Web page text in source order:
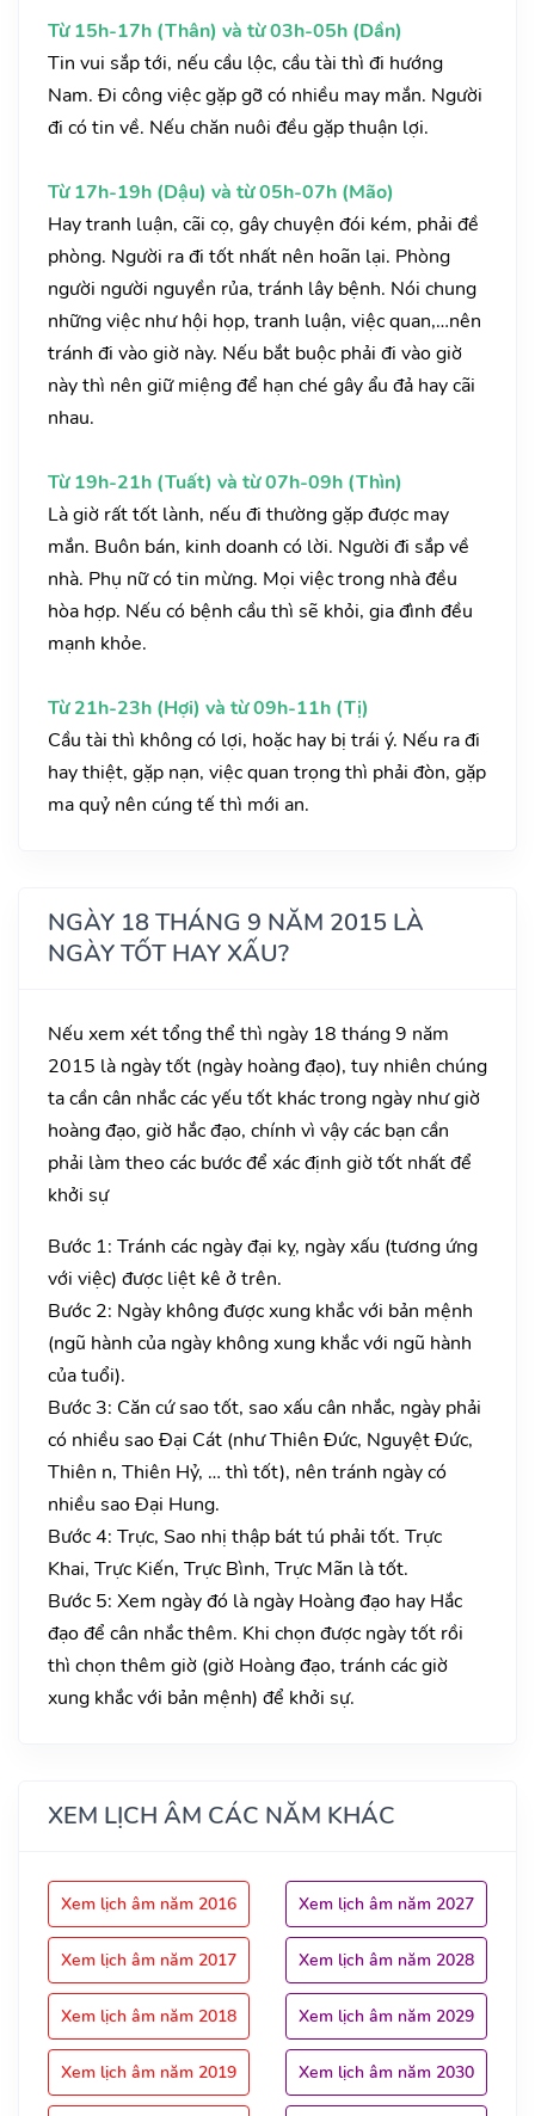
Từ 15h-17h (Thân) và từ 03h-05h (Dần)
Tin vui sắp tới, nếu cầu lộc, cầu tài thì đi hướng
Nam. Đi công việc gặp gỡ có nhiều may mắn. Người
đi có tin về. Nếu chăn nuôi đều gặp thuận lợi.
Từ 17h-19h (Dậu) và từ 05h-07h (Mão)
Hay tranh luận, cãi cọ, gây chuyện đói kém, phải đề
phòng. Người ra đi tốt nhất nên hoãn lại. Phòng
người người nguyền rủa, tránh lây bệnh. Nói chung
những việc như hội họp, tranh luận, việc quan,…nên
tránh đi vào giờ này. Nếu bắt buộc phải đi vào giờ
này thì nên giữ miệng để hạn ché gây ẩu đả hay cãi
nhau.
Từ 19h-21h (Tuất) và từ 07h-09h (Thìn)
Là giờ rất tốt lành, nếu đi thường gặp được may
mắn. Buôn bán, kinh doanh có lời. Người đi sắp về
nhà. Phụ nữ có tin mừng. Mọi việc trong nhà đều
hòa hợp. Nếu có bệnh cầu thì sẽ khỏi, gia đình đều
mạnh khỏe.
Từ 21h-23h (Hợi) và từ 09h-11h (Tị)
Cầu tài thì không có lợi, hoặc hay bị trái ý. Nếu ra đi
hay thiệt, gặp nạn, việc quan trọng thì phải đòn, gặp
ma quỷ nên cúng tế thì mới an.
NGÀY 18 THÁNG 9 NĂM 2015 LÀ
NGÀY TỐT HAY XẤU?
Nếu xem xét tổng thể thì ngày 18 tháng 9 năm
2015 là ngày tốt (ngày hoàng đạo), tuy nhiên chúng
ta cần cân nhắc các yếu tốt khác trong ngày như giờ
hoàng đạo, giờ hắc đạo, chính vì vậy các bạn cần
phải làm theo các bước để xác định giờ tốt nhất để
khởi sự
Bước 1: Tránh các ngày đại kỵ, ngày xấu (tương ứng
với việc) được liệt kê ở trên.
Bước 2: Ngày không được xung khắc với bản mệnh
(ngũ hành của ngày không xung khắc với ngũ hành
của tuổi).
Bước 3: Căn cứ sao tốt, sao xấu cân nhắc, ngày phải
có nhiều sao Đại Cát (như Thiên Đức, Nguyệt Đức,
Thiên n, Thiên Hỷ, … thì tốt), nên tránh ngày có
nhiều sao Đại Hung.
Bước 4: Trực, Sao nhị thập bát tú phải tốt. Trực
Khai, Trực Kiến, Trực Bình, Trực Mãn là tốt.
Bước 5: Xem ngày đó là ngày Hoàng đạo hay Hắc
đạo để cân nhắc thêm. Khi chọn được ngày tốt rồi
thì chọn thêm giờ (giờ Hoàng đạo, tránh các giờ
xung khắc với bản mệnh) để khởi sự.
XEM LỊCH ÂM CÁC NĂM KHÁC
Xem lịch âm năm 2016
Xem lịch âm năm 2017
Xem lịch âm năm 2018
Xem lịch âm năm 2019
Xem lịch âm năm 2027
Xem lịch âm năm 2028
Xem lịch âm năm 2029
Xem lịch âm năm 2030